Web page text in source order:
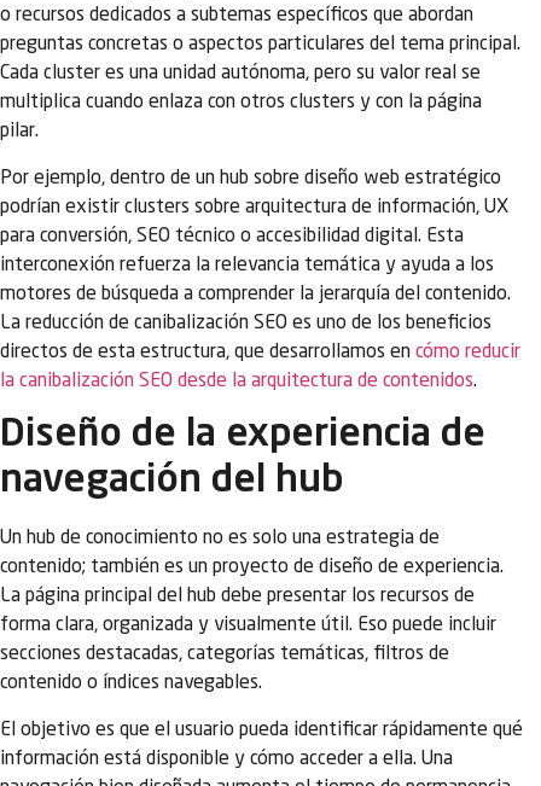
o recursos dedicados a subtemas específicos que abordan
preguntas concretas o aspectos particulares del tema principal.
Cada cluster es una unidad autónoma, pero su valor real se
multiplica cuando enlaza con otros clusters y con la página
pilar.
Por ejemplo, dentro de un hub sobre diseño web estratégico
podrían existir clusters sobre arquitectura de información, UX
para conversión, SEO técnico o accesibilidad digital. Esta
interconexión refuerza la relevancia temática y ayuda a los
motores de búsqueda a comprender la jerarquía del contenido.
La reducción de canibalización SEO es uno de los beneficios
directos de esta estructura, que desarrollamos en cómo reducir
la canibalización SEO desde la arquitectura de contenidos.
Diseño de la experiencia de
navegación del hub
Un hub de conocimiento no es solo una estrategia de
contenido; también es un proyecto de diseño de experiencia.
La página principal del hub debe presentar los recursos de
forma clara, organizada y visualmente útil. Eso puede incluir
secciones destacadas, categorías temáticas, filtros de
contenido o índices navegables.
El objetivo es que el usuario pueda identificar rápidamente qué
información está disponible y cómo acceder a ella. Una